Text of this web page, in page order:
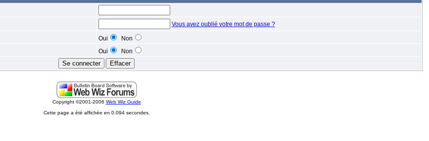
Vous avez oublié votre mot de passe ?
Oui
Non
Oui Non
Copyright ©2001-2006 Web Wiz Guide
Cette page a été affichée en 0.094 secondes.